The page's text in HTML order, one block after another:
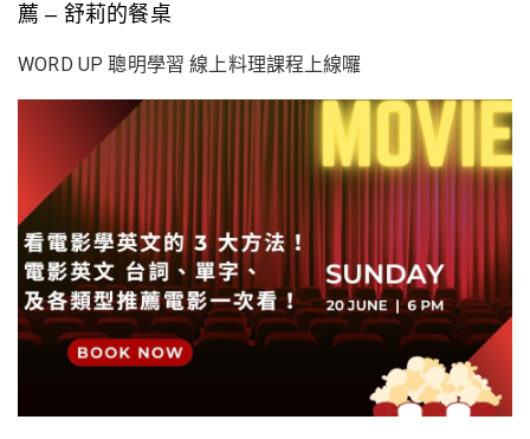
薦 – 舒莉的餐桌
WORD UP 聰明學習 線上料理課程上線囉